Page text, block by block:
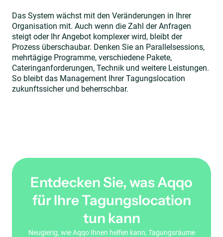
Das System wächst mit den Veränderungen in Ihrer
Organisation mit. Auch wenn die Zahl der Anfragen
steigt oder Ihr Angebot komplexer wird, bleibt der
Prozess überschaubar. Denken Sie an Parallelsessions,
mehrtägige Programme, verschiedene Pakete,
Cateringanforderungen, Technik und weitere Leistungen.
So bleibt das Management Ihrer Tagungslocation
zukunftssicher und beherrschbar.
Entdecken Sie, was Aqqo
für Ihre Tagungslocation
tun kann
Neugierig, wie Aqqo Ihnen helfen kann, Tagungsräume